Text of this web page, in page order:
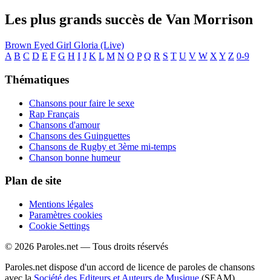
Les plus grands succès de Van Morrison
Brown Eyed Girl Gloria (Live)
A B C D E F G H I J K L M N O P Q R S T U V W X Y Z 0-9
Thématiques
Chansons pour faire le sexe
Rap Français
Chansons d'amour
Chansons des Guinguettes
Chansons de Rugby et 3ème mi-temps
Chanson bonne humeur
Plan de site
Mentions légales
Paramètres cookies
Cookie Settings
© 2026 Paroles.net — Tous droits réservés
Paroles.net dispose d'un accord de licence de paroles de chansons